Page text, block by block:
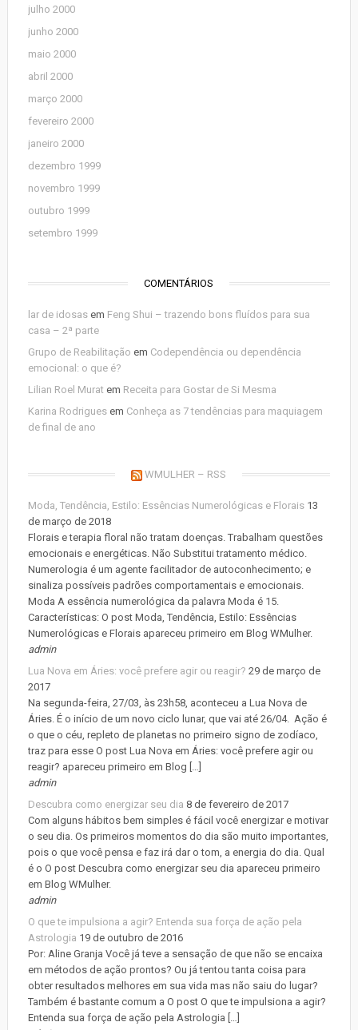
julho 2000
junho 2000
maio 2000
abril 2000
março 2000
fevereiro 2000
janeiro 2000
dezembro 1999
novembro 1999
outubro 1999
setembro 1999
COMENTÁRIOS
lar de idosasem Feng Shui – trazendo bons fluídos para sua
casa – 2ª parte
Grupo de Reabilitação em Codependência ou dependência
emocional: o que é?
Lilian Roel Muratem Receita para Gostar de Si Mesma
Karina Rodriguesem Conheça as 7 tendências para maquiagem
de final de ano
WMULHER – RSS
Moda, Tendência, Estilo: Essências Numerológicas e Florais 13
de março de 2018
Florais e terapia floral não tratam doenças. Trabalham questões
emocionais e energéticas. Não Substitui tratamento médico.
Numerologia é um agente facilitador de autoconhecimento; e
sinaliza possíveis padrões comportamentais e emocionais.
Moda A essência numerológica da palavra Moda é 15.
Características: O post Moda, Tendência, Estilo: Essências
Numerológicas e Florais apareceu primeiro em Blog WMulher.
admin
Lua Nova em Áries: você prefere agir ou reagir? 29 de março de
2017
Na segunda-feira, 27/03, às 23h58, aconteceu a Lua Nova de
Áries. É o início de um novo ciclo lunar, que vai até 26/04. Ação é
o que o céu, repleto de planetas no primeiro signo de zodíaco,
traz para esse O post Lua Nova em Áries: você prefere agir ou
reagir? apareceu primeiro em Blog […]
admin
Descubra como energizar seu dia 8 de fevereiro de 2017
Com alguns hábitos bem simples é fácil você energizar e motivar
o seu dia. Os primeiros momentos do dia são muito importantes,
pois o que você pensa e faz irá dar o tom, a energia do dia. Qual
é o O post Descubra como energizar seu dia apareceu primeiro
em Blog WMulher.
admin
O que te impulsiona a agir? Entenda sua força de ação pela
Astrologia 19 de outubro de 2016
Por: Aline Granja Você já teve a sensação de que não se encaixa
em métodos de ação prontos? Ou já tentou tanta coisa para
obter resultados melhores em sua vida mas não saiu do lugar?
Também é bastante comum a O post O que te impulsiona a agir?
Entenda sua força de ação pela Astrologia […]